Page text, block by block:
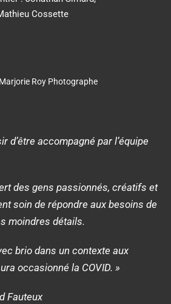
Cossette
Roy Photographe
d’être accompagné par l’équipe
des gens passionnés, créatifs et
soin de répondre aux besoins de
moindres détails.
brio dans un contexte aux
occasionné la COVID. »
Fauteux